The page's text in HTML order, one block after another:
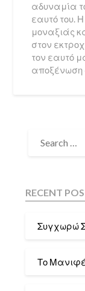
αδυναμία
εαυτό του.
μοναξιάς
στον
τον εαυτό
αποξένωση
RECENT
Συγχωρώ
Το